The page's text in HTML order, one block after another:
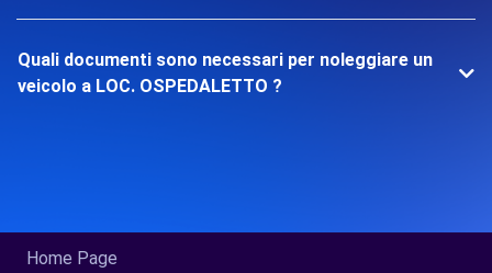
Quali documenti sono necessari per noleggiare un
veicolo a LOC. OSPEDALETTO ?
Home Page